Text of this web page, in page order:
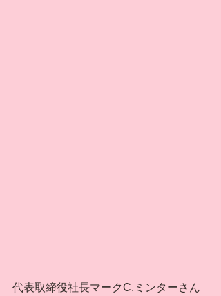
代表取締役社長マークC.ミンターさん